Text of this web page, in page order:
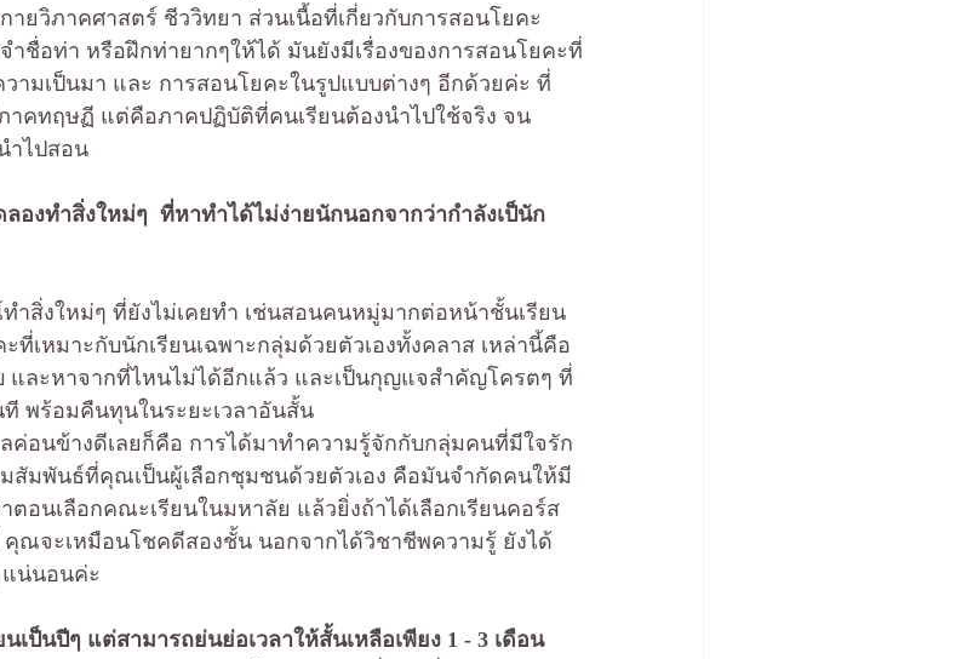
ายวิภาคศาสตร์ ชีววิทยา ส่วนเนื้อที่เกี่ยวกับการสอนโยคะ
ชื่อท่า หรือฝึกท่ายากๆให้ได้ มันยังมีเรื่องของการสอนโยคะที่
ามเป็นมา และ การสอนโยคะในรูปแบบต่างๆ อีกด้วยค่ะ ที่
าคทฤษฏี แต่คือภาคปฏิบัติที่คนเรียนต้องนำไปใช้จริง จน
ำไปสอน
องทำสิ่งใหม่ๆ  ที่หาทำได้ไม่ง่ายนักนอกจากว่ากำลังเป็นัก
สิ่งใหม่ๆ ที่ยังไม่เคยทำ เช่นสอนคนหมู่มากต่อหน้าชั้นเรียน
เหมาะกับนักเรียนเฉพาะกลุ่มด้วยตัวเองทั้งคลาส เหล่านี้คือ
และหาจากที่ไหนไม่ได้อีกแล้ว และเป็นกุญแจสำคัญโครตๆ ที่
พร้อมคืนทุนในระยะเวลาอันสั้น
อนข้างดีเลยก็คือ การได้มาทำความรู้จักกับกลุ่มคนที่มีใจรัก
สัมพันธ์ที่คุณเป็นผู้เลือกชุมชนด้วยตัวเอง คือมันจำกัดคนให้มี
ตอนเลือกคณะเรียนในมหาลัย แล้วยิ่งถ้าได้เลือกเรียนคอร์ส
คุณจะเหมือนโชคดีสองชั้น นอกจากได้วิชาชีพความรู้ ยังได้
น่นอนค่ะ
นเป็นปีๆ แต่สามารถย่นย่อเวลาให้สั้นเหลือเพียง 1 - 3 เดือน